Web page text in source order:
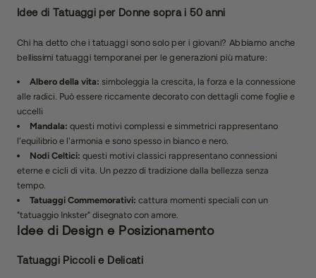
Idee di Tatuaggi per Donne sopra i 50 anni
Chi ha detto che i tatuaggi sono solo per i giovani? Abbiamo anche
bellissimi tatuaggi temporanei per le generazioni più mature:
Albero della vita: simboleggia la crescita, la forza e la connessione
alle radici. Può essere riccamente decorato con dettagli come foglie e
uccelli
Mandala: questi motivi complessi e simmetrici rappresentano
l'equilibrio e l'armonia e sono spesso in bianco e nero.
Nodi Celtici: questi motivi classici rappresentano connessioni
eterne e cicli di vita. Un pezzo di tradizione dalla bellezza senza
tempo.
Tatuaggi Commemorativi: cattura momenti speciali con un
"tatuaggio Inkster" disegnato con amore.
Idee di Design e Posizionamento
Tatuaggi Piccoli e Delicati